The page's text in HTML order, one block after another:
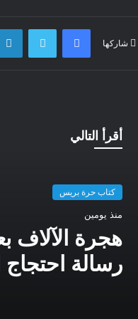
شاركها
فيسبوك تويتر
أقرأ التالي
كتاب حرة بريس
منذ يومين
هجرة
رسالة